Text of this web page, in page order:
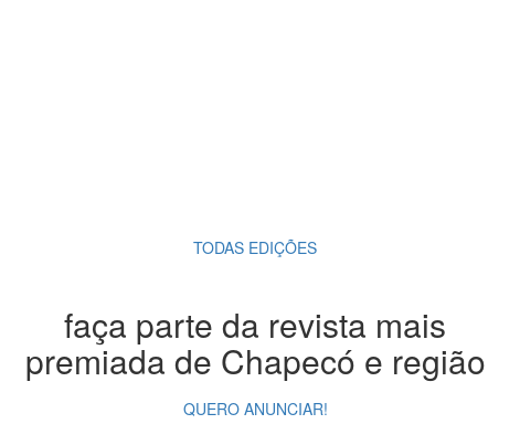
TODAS EDIÇÕES
faça parte da revista mais
premiada de Chapecó e região
QUERO ANUNCIAR!